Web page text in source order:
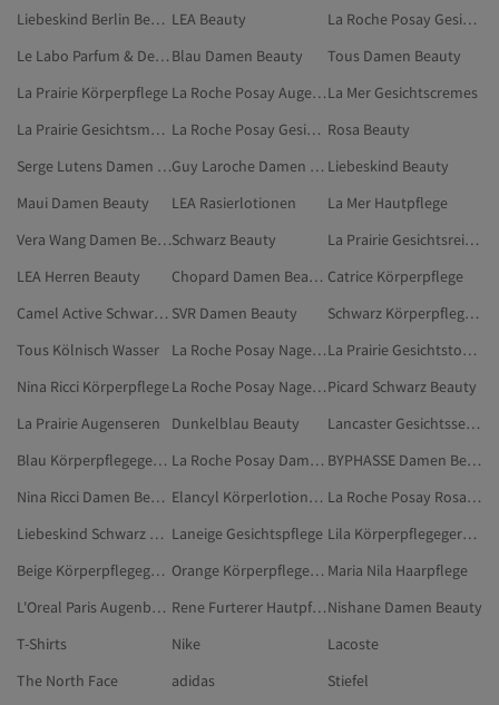
Liebeskind Berlin Beauty LEA Beauty
La Roche Posay Gesichtsseren
Le Labo Parfum & Deodorant Blau Damen Beauty
Tous Damen Beauty
La Prairie Körperpflege
La Roche Posay AugenbehandlungenLa Mer Gesichtscremes
La Prairie Gesichtsmasken
La Roche Posay Gesichtstoner Rosa Beauty
Serge Lutens Damen Beauty
Guy Laroche Damen Beauty Liebeskind Beauty
Maui Damen Beauty
LEA Rasierlotionen
La Mer Hautpflege
Vera Wang Damen BeautySchwarz Beauty
La Prairie Gesichtsreiniger
LEA Herren Beauty
Chopard Damen Beauty Catrice Körperpflege
Camel Active Schwarz Beauty SVR Damen Beauty
Schwarz Körperpflegegeräte
Tous Kölnisch Wasser
La Roche Posay Nagellacke & Nagellackentferner
La Prairie Gesichtstoner
Nina Ricci Körperpflege
La Roche Posay NagellackePicard Schwarz Beauty
La Prairie Augenseren
Dunkelblau Beauty
Lancaster Gesichtsseren
Blau Körperpflegegeräte
La Roche Posay Damen Duschgels & Cremes
BYPHASSE Damen Beauty
Nina Ricci Damen Beauty
Elancyl Körperlotionen & -cremes
La Roche Posay Rosa Nagellacke
Liebeskind Schwarz Make-up Laneige Gesichtspflege
Lila Körperpflegegeräte
Beige Körperpflegegeräte
Orange Körperpflegegeräte Maria Nila Haarpflege
L'Oreal Paris Augenbehandlungen
Rene Furterer HautpflegeNishane Damen Beauty
T-Shirts
Nike
Lacoste
The North Face
adidas
Stiefel